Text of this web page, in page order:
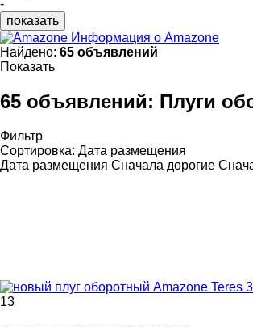
-
показать
Информация о Amazone
Найдено: 65 объявлений
Показать
65 объявлений: Плуги
Фильтр
Сортировка: Дата размещения
Дата размещения Сначала дорогие
13